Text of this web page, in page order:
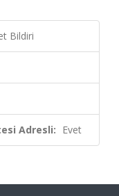
Bildiri
Adresli: Evet